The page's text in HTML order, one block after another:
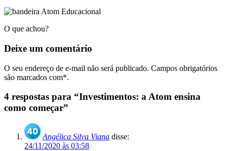
O que achou?
Deixe um comentário
O seu endereço de e-mail não será publicado. Campos obrigatórios
são marcados com*.
4 respostas para “Investimentos: a Atom ensina
como começar”
Angélica Silva Viana disse:
24/11/2020 às 03:58